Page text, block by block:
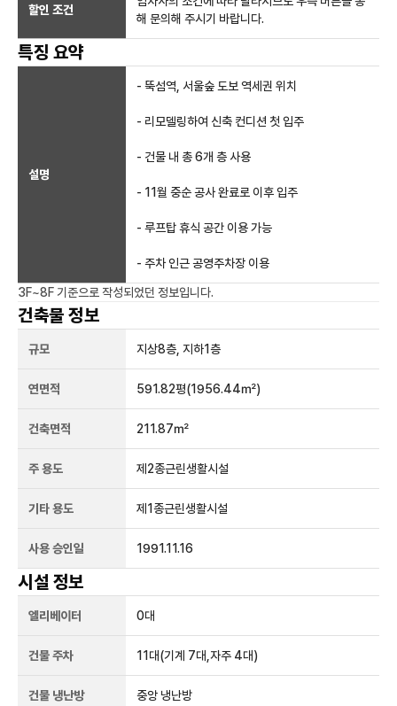
할인 조건
해 문의해 주시기 바랍니다.
특징 요약
설명
- 뚝섬역, 서울숲 도보 역세권 위치
- 리모델링하여 신축 컨디션 첫 입주
- 건물 내 총 6개 층 사용
- 11월 중순 공사 완료로 이후 입주
- 루프탑 휴식 공간 이용 가능
- 주차 인근 공영주차장 이용
3F~8F 기준으로 작성되었던 정보입니다.
건축물 정보
규모 지상8층, 지하1층
연면적 591.82평(1956.44㎡)
건축면적 211.87㎡
주 용도 제2종근린생활시설
기타 용도 제1종근린생활시설
사용 승인일 1991.11.16
시설 정보
엘리베이터 0대
건물 주차 11 대(기계 7대,자주 4대)
건물 냉난방 중앙 냉난방